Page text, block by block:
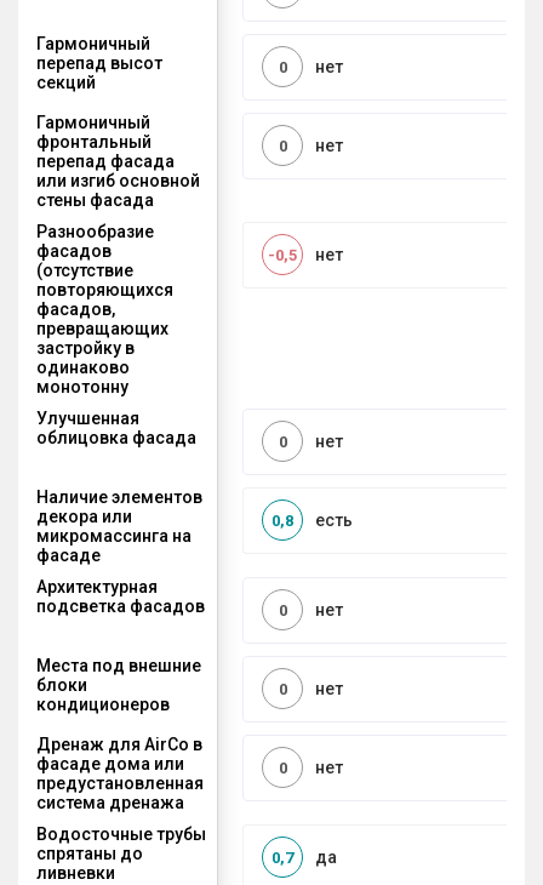
Гармоничный
перепад высот
секций
нет
0
Гармоничный
фронтальный
перепад фасада
или изгиб основной
стены фасада
нет
0
Разнообразие
фасадов
(отсутствие
повторяющихся
фасадов,
превращающих
застройку в
одинаково
монотонну
нет
-0,5
Улучшенная
облицовка фасада
нет
0
Наличие элементов
декора или
микромассинга на
фасаде
есть
0,8
Архитектурная
подсветка фасадов
нет
0
Места под внешние
блоки
кондиционеров
нет
0
Дренаж для AirCo в
фасаде дома или
предустановленная
система дренажа
нет
0
Водосточные трубы
спрятаны до
ливневки
да
0,7